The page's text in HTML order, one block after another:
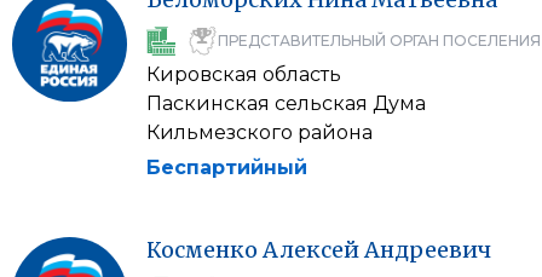
ПРЕДСТАВИТЕЛЬНЫЙ ОРГАН ПОСЕЛЕНИЯ
Кировская область
Паскинская сельская Дума
Кильмезского района
Беспартийный
Косменко АлексейАндреевич